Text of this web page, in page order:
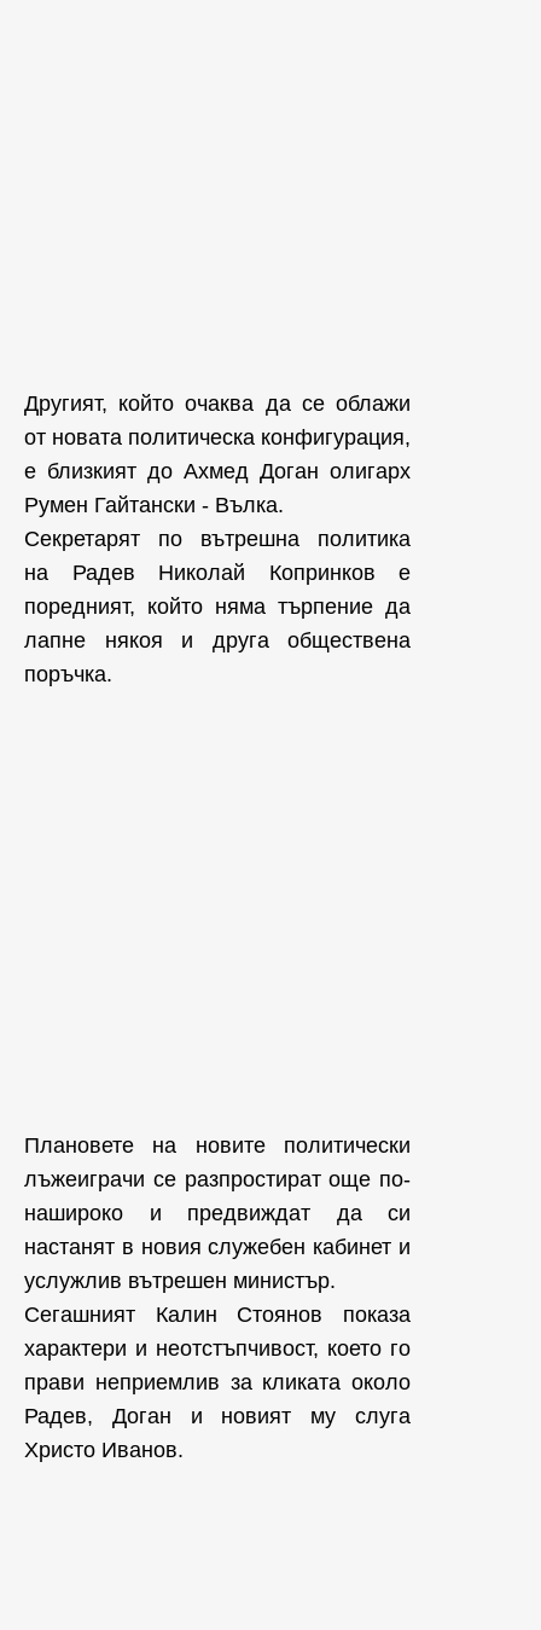
Другият, който очаква да се облажи
от новата политическа конфигурация,
е близкият до Ахмед Доган олигарх
Румен Гайтански - Вълка.
Секретарят по вътрешна политика
на Радев Николай Копринков е
поредният, който няма търпение да
лапне някоя и друга обществена
поръчка.
Плановете на новите политически
лъжеиграчи се разпростират още по-
нашироко и предвиждат да си
настанят в новия служебен кабинет и
услужлив вътрешен министър.
Сегашният Калин Стоянов показа
характери и неотстъпчивост, което го
прави неприемлив за кликата около
Радев, Доган и новият му слуга
Христо Иванов.